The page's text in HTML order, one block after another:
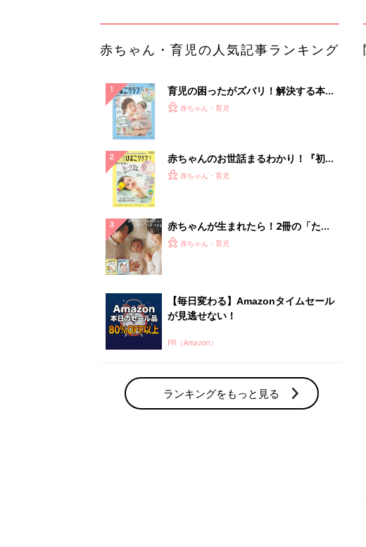
が見逃せない！
PR（Amazon）
ランキングをもっと見る
赤ちゃん・育児の人気テーマ
育児日記・マンガ